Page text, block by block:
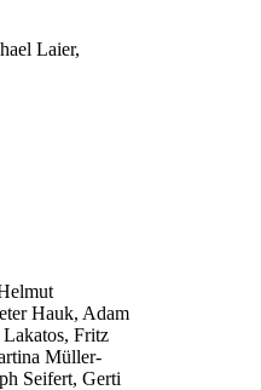
Laier,
Hauk, Adam
Fritz
Müller-
Seifert, Gerti